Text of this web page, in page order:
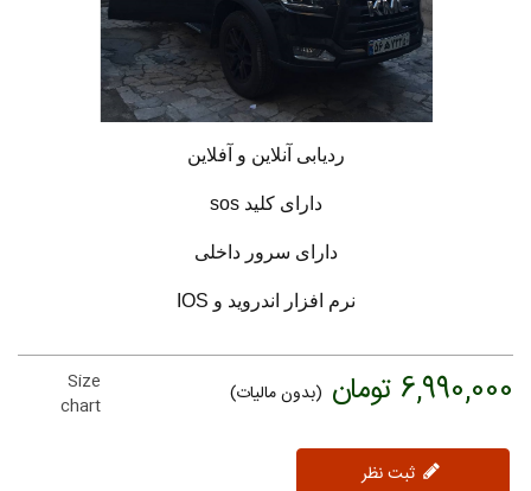
ردیابی آنلاین و آفلاین
دارای کلید sos
دارای سرور داخلی
نرم افزار اندروید و IOS
6,990,000 تومان (بدون مالیات)
ثبت نظر
Size
chart